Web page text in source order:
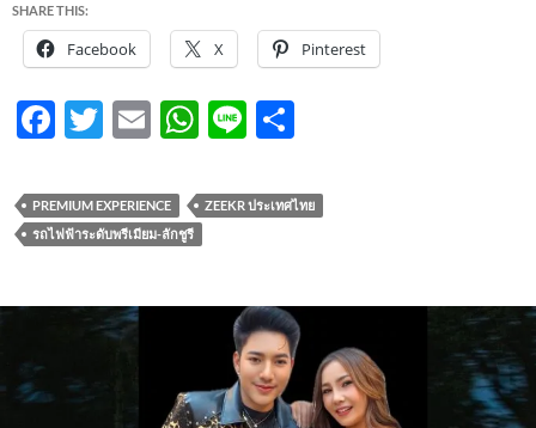
SHARE THIS:
Facebook X Pinterest
F
e
b
o
T
itt
er
E
ail
W
at
s
p
Li
e ar
e
PREMIUM EXPERIENCE
ZEEKR ประเทศไทย
รถไฟฟ้าระดับพรีเมียม-ลักชูรี